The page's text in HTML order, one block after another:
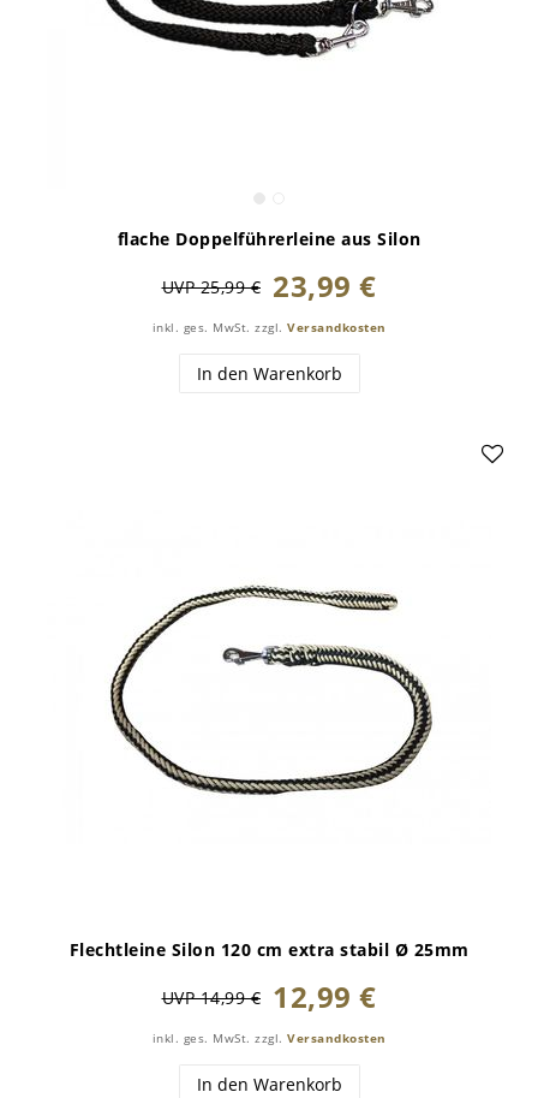
flache Doppelführerleine aus Silon
UVP 25,99 € 23,99 €
inkl. ges. MwSt. zzgl. Versandkosten
In den Warenkorb
Flechtleine Silon 120 cm extra stabil Ø 25mm
UVP 14,99 € 12,99 €
inkl. ges. MwSt. zzgl. Versandkosten
In den Warenkorb